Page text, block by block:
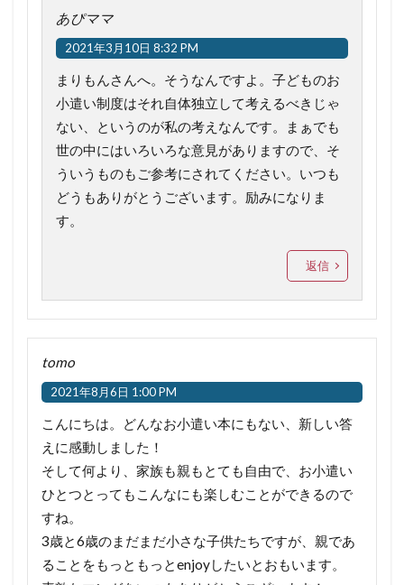
あぴママ
2021年3月10日 8:32 PM
まりもんさんへ。そうなんですよ。子どものお
小遣い制度はそれ自体独立して考えるべきじゃ
ない、というのが私の考えなんです。まぁでも
世の中にはいろいろな意見がありますので、そ
ういうものもご参考にされてください。いつも
どうもありがとうございます。励みになりま
す。
返信
tomo
2021年8月6日 1:00 PM
こんにちは。どんなお小遣い本にもない、新しい答
えに感動しました！
そして何より、家族も親もとても自由で、お小遣い
ひとつとってもこんなにも楽しむことができるので
すね。
3歳と6歳のまだまだ小さな子供たちですが、親であ
ることをもっともっとenjoyしたいとおもいます。